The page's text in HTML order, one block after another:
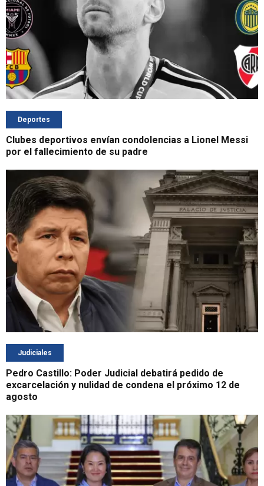
Deportes
Clubes deportivos envían condolencias a Lionel Messi
por el fallecimiento de su padre
Judiciales
Pedro Castillo: Poder Judicial debatirá pedido de
excarcelación y nulidad de condena el próximo 12 de
agosto